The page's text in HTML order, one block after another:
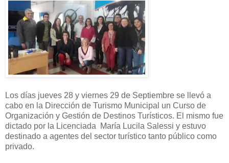
Los días jueves 28 y viernes 29 de Septiembre se llevó a
cabo en la Dirección de Turismo Municipal un Curso de
Organización y Gestión de Destinos Turísticos. El mismo fue
dictado por la Licenciada María Lucila Salessi y estuvo
destinado a agentes del sector turístico tanto público como
privado.